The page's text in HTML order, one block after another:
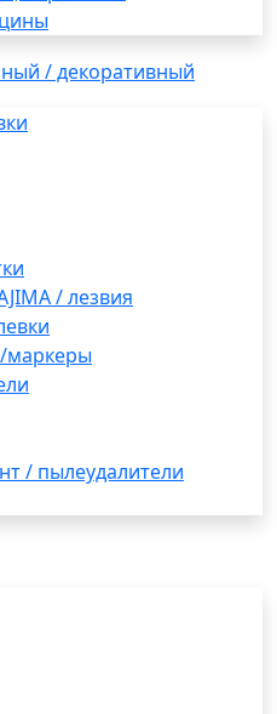
/ декоративный
/ лезвия
маркеры
/ пылеудалители